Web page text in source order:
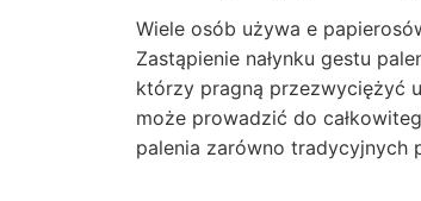
Wiele osób używa e
Zastąpienie nałynku gestu
którzy pragną przezwyciężyć
może prowadzić do
palenia zarówno tradycyjnych